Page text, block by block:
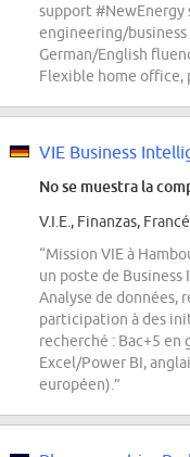
support #NewEnergy
engineering/
German/English
Flexible home
No se muestra la
V.I.E., Finanzas,
“Mission VIE à
un poste de
Analyse de données,
participation à des
recherché : Bac+5
Excel/Power BI,
européen).”